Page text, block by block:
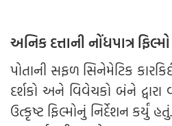
અનિક દત્તાની નોંધપાત્ર
પોતાની સફળ સિનેમેટિક
દર્શકો અને વિવેચકો બંને
ઉત્કૃષ્ટ ફિલ્મોનું નિર્દેશન કર્યું